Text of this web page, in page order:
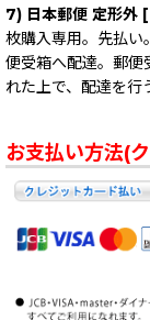
7) 日本郵便 定形外 [
枚購入専用。先払い
便受箱へ配達。郵便
れた上で、配達を行
お支払い方法(